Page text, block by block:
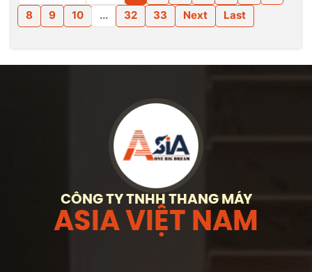
8
9 10 ... 32 33 Next Last
CÔNG TY TNHH THANG MÁY
ASIA VIỆT NAM